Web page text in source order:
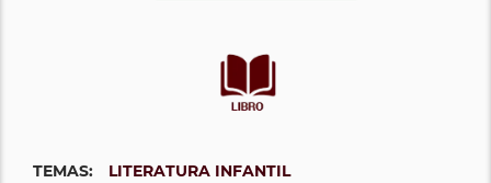
TEMAS: LITERATURA INFANTIL